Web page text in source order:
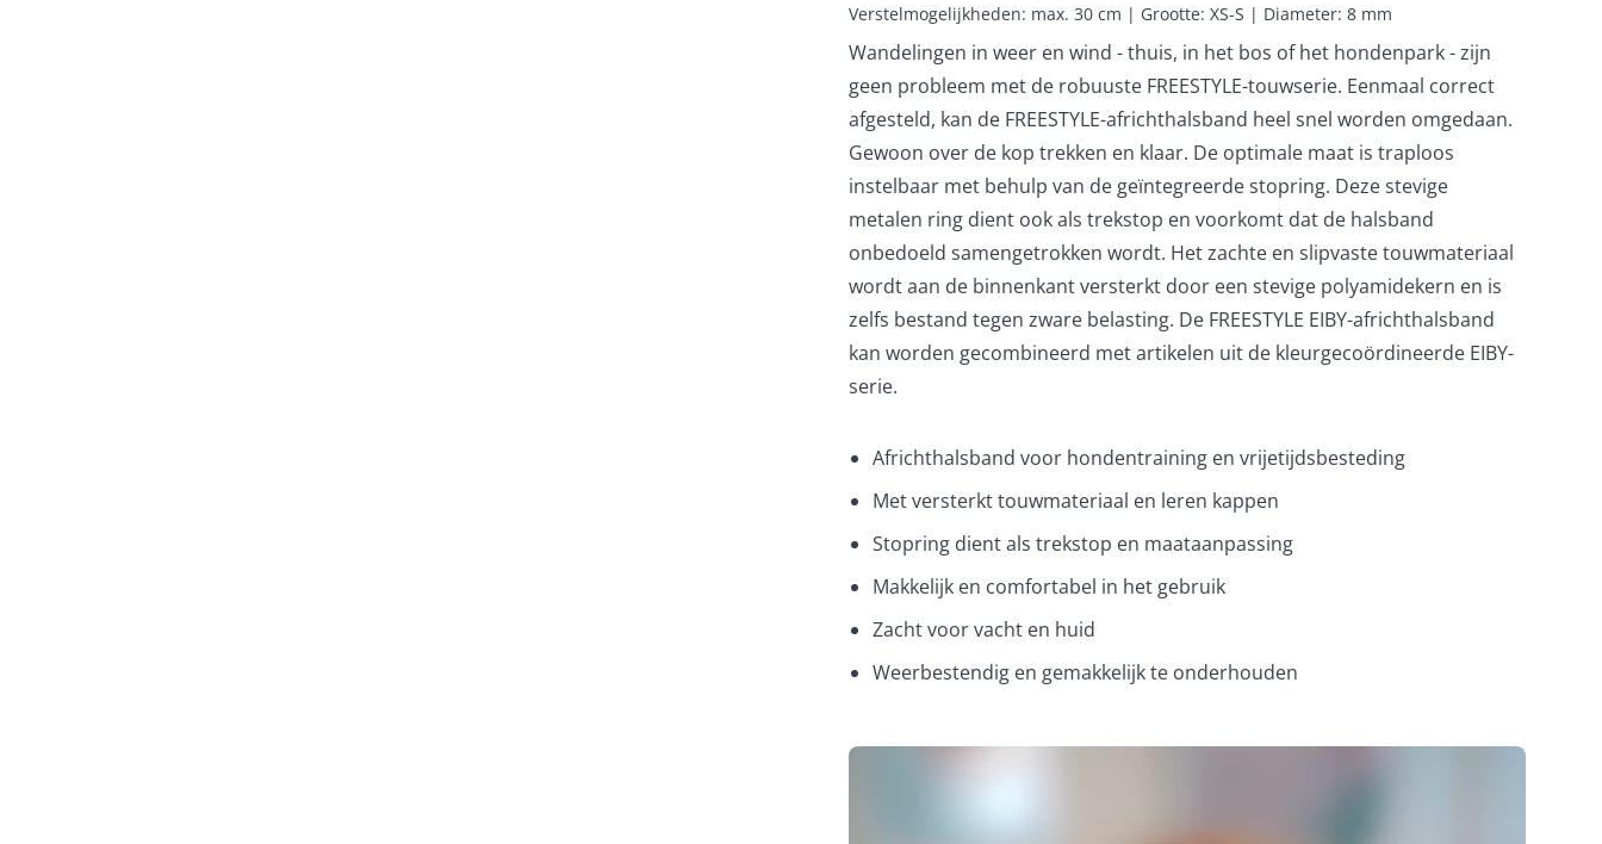
Verstelmogelijkheden: max. 30 cm | Grootte: XS-S | Diameter: 8 mm
Wandelingen in weer en wind - thuis, in het bos of het hondenpark - zijn
geen probleem met de robuuste FREESTYLE-touwserie. Eenmaal correct
afgesteld, kan de FREESTYLE-africhthalsband heel snel worden omgedaan.
Gewoon over de kop trekken en klaar. De optimale maat is traploos
instelbaar met behulp van de geïntegreerde stopring. Deze stevige
metalen ring dient ook als trekstop en voorkomt dat de halsband
onbedoeld samengetrokken wordt. Het zachte en slipvaste touwmateriaal
wordt aan de binnenkant versterkt door een stevige polyamidekern en is
zelfs bestand tegen zware belasting. De FREESTYLE EIBY-africhthalsband
kan worden gecombineerd met artikelen uit de kleurgecoördineerde EIBY-
serie.
Africhthalsband voor hondentraining en vrijetijdsbesteding
Met versterkt touwmateriaal en leren kappen
Stopring dient als trekstop en maataanpassing
Makkelijk en comfortabel in het gebruik
Zacht voor vacht en huid
Weerbestendig en gemakkelijk te onderhouden